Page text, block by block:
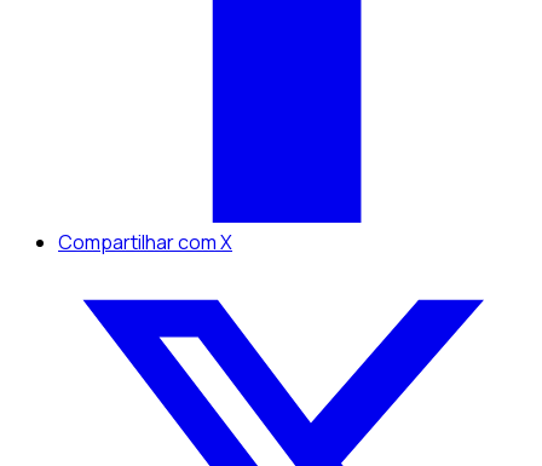
Compartilhar com X